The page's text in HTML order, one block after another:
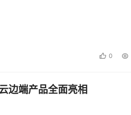
0
边端产品全面亮相